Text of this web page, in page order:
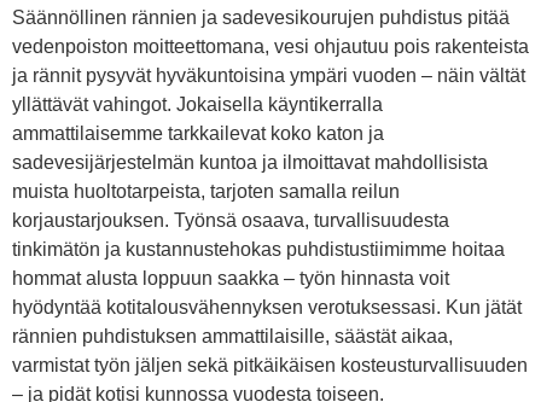
Säännöllinen rännien ja sadevesikourujen puhdistus pitää
vedenpoiston moitteettomana, vesi ohjautuu pois rakenteista
ja rännit pysyvät hyväkuntoisina ympäri vuoden – näin vältät
yllättävät vahingot. Jokaisella käyntikerralla
ammattilaisemme tarkkailevat koko katon ja
sadevesijärjestelmän kuntoa ja ilmoittavat mahdollisista
muista huoltotarpeista, tarjoten samalla reilun
korjaustarjouksen. Työnsä osaava, turvallisuudesta
tinkimätön ja kustannustehokas puhdistustiimimme hoitaa
hommat alusta loppuun saakka – työn hinnasta voit
hyödyntää kotitalousvähennyksen verotuksessasi. Kun jätät
rännien puhdistuksen ammattilaisille, säästät aikaa,
varmistat työn jäljen sekä pitkäikäisen kosteusturvallisuuden
– ja pidät kotisi kunnossa vuodesta toiseen.